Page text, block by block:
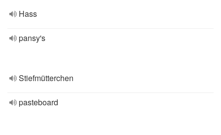
Hass
pansy's
Stiefmütterchen
pasteboard